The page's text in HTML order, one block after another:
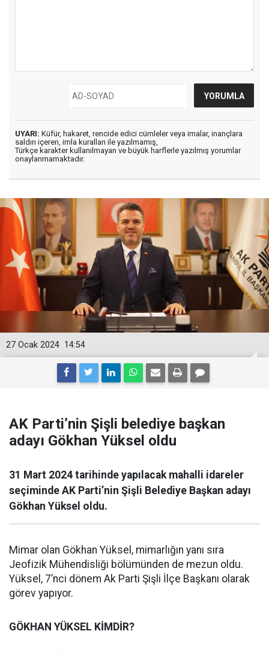
UYARI: Küfür, hakaret, rencide edici cümleler veya imalar, inançlara
saldırı içeren, imla kuralları ile yazılmamış,
Türkçe karakter kullanılmayan ve büyük harflerle yazılmış yorumlar
onaylanmamaktadır.
14:54
27 Ocak 2024
AK Parti’nin Şişli belediye başkan
adayı Gökhan Yüksel oldu
31 Mart 2024 tarihinde yapılacak mahalli idareler
seçiminde AK Parti’nin Şişli Belediye Başkan adayı
Gökhan Yüksel oldu.
Mimar olan Gökhan Yüksel, mimarlığın yanı sıra
Jeofizik Mühendisliği bölümünden de mezun oldu.
Yüksel, 7’nci dönem Ak Parti Şişli İlçe Başkanı olarak
görev yapıyor.
GÖKHAN YÜKSEL KİMDİR?